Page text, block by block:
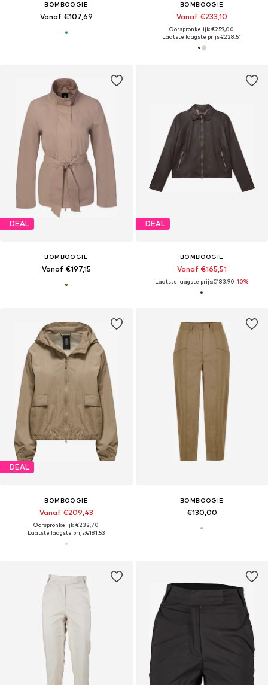
BOMBOOGIE
Vanaf €107,69
BOMBOOGIE
Vanaf €233,10
Oorspronkelijk: €259,00
Laatste laagste prijs:€228,51
DEAL
BOMBOOGIE
Vanaf €197,15
DEAL
BOMBOOGIE
Vanaf €165,51
Laatste laagste prijs:€183,90-10%
DEAL
BOMBOOGIE
Vanaf €209,43
Oorspronkelijk: €232,70
Laatste laagste prijs:€181,53
BOMBOOGIE
€130,00